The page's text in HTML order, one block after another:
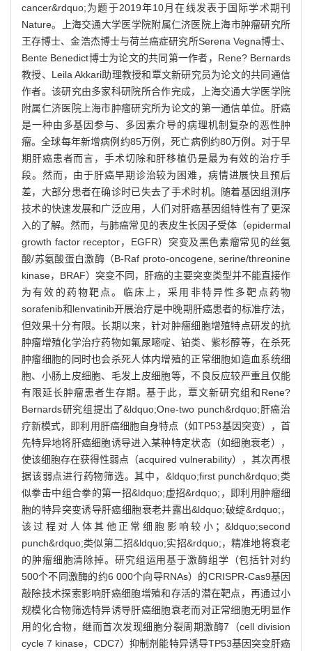
cancer&rdquo;为题于2019年10月在线发表于国际学术期刊
Nature。上海交通大学医学院附属仁济医院上海市肿瘤研究所
王存博士、金浩杰博士与荷兰癌症研究所Serena Vegna博士、
Bente Benedict博士为论文的共同第一作者，Rene? Bernards
教授、Leila Akkari助理教授和覃文新研究员为论文的共同通信
作者。该研究由多家科研院所合作完成，上海交通大学医学院
附属仁济医院上海市肿瘤研究所为论文的第一通信单位。肝癌
是一种由多基因参与、多因素介导的病理机制复杂的恶性肿
瘤。全球每年新增病例约85万例，死亡病例约80万例。对于早
期肝癌患者而言，手术切除和肝移植仍是最为有效的治疗手
段。然而，由于肝癌早期诊治较为困难，病情进展快且预后
差，大部分患者在确诊时已失去了手术时机。随着基因组测序
技术的快速发展和广泛应用，人们对肝癌基因组特性有了更深
入的了解。然而，与肺癌常见的表皮生长因子受体（epidermal
growth factor receptor，EGFR）突变及黑色素瘤常见的丝氨
酸/苏氨酸蛋白激酶（B-Raf proto-oncogene, serine/threonine
kinase，BRAF）突变不同，肝癌的主要突变类型并不能直接作
为有效的药物靶点。临床上，采用非特异性多靶点药物
sorafenib和lenvatinib开展治疗是中晚期肝癌患者的标准疗法，
但效果十分有限。长期以来，针对肿瘤细胞增殖特点研发的抗
肿瘤增殖化学治疗药物如氟尿嘧啶、铂类、紫杉醇等，在杀死
肿瘤细胞的同时也会杀死人体内增殖的正常细胞如造血系统细
胞、小肠上皮细胞、毛发上皮细胞等，不良反应较严重且仅能
有限延长肿瘤患者生存期。基于此，覃文新研究组和Rene?
Bernards研究组提出了&ldquo;One-two punch&rdquo;肝癌治
疗新模式，即利用肝癌细胞自身特点（如TP53基因突变），首
先特异地将肝癌细胞诱导进入某种特定状态（如细胞衰老），
使该细胞存在获得性弱点（acquired vulnerability），其次再根
据该弱点进行药物筛选。其中，&ldquo;first punch&rdquo;类
似拳击中组合拳的第一招&ldquo;虚招&rdquo;，即利用肿瘤细
胞的特异突变诱导肝癌细胞衰老并露出&ldquo;破绽&rdquo;，
该过程对人体其他正常细胞影响较小；&ldquo;second
punch&rdquo;类似第二招&ldquo;实招&rdquo;，精准地将衰老
的肿瘤细胞清除掉。研究组运用基于激酶组学（包括针对约
500个不同激酶的约6 000个向导RNAs）的CRISPR-Cas9基因
敲除技术探索影响肝癌细胞增殖和存活的潜在靶点，再通过小
规模化合物筛选特异诱导肝癌细胞衰老而对正常细胞无明显作
用的化合物，继而首次发现细胞分裂周期激酶7（cell division
cycle 7 kinase，CDC7）抑制剂能特异诱导TP53基因突变肝癌